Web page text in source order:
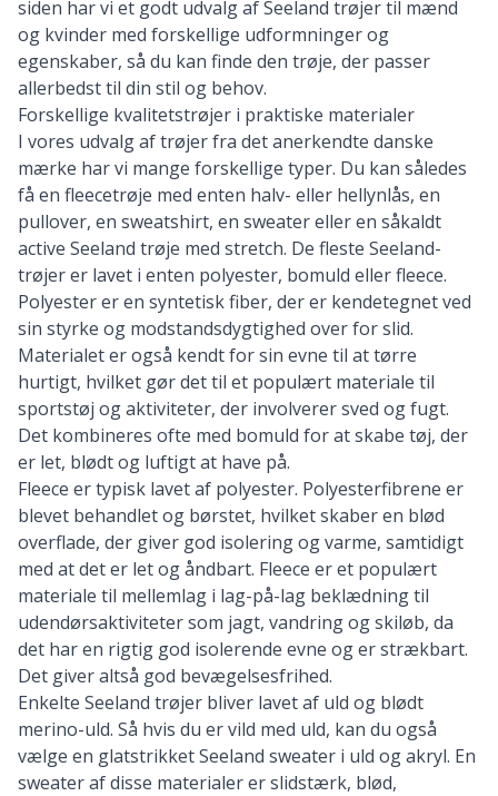
siden har vi et godt udvalg af Seeland trøjer til mænd
og kvinder med forskellige udformninger og
egenskaber, så du kan finde den trøje, der passer
allerbedst til din stil og behov.
Forskellige kvalitetstrøjer i praktiske materialer
I vores udvalg af trøjer fra det anerkendte danske
mærke har vi mange forskellige typer. Du kan således
få en fleecetrøje med enten halv- eller hellynlås, en
pullover, en sweatshirt, en sweater eller en såkaldt
active Seeland trøje med stretch. De fleste Seeland-
trøjer er lavet i enten polyester, bomuld eller fleece.
Polyester er en syntetisk fiber, der er kendetegnet ved
sin styrke og modstandsdygtighed over for slid.
Materialet er også kendt for sin evne til at tørre
hurtigt, hvilket gør det til et populært materiale til
sportstøj og aktiviteter, der involverer sved og fugt.
Det kombineres ofte med bomuld for at skabe tøj, der
er let, blødt og luftigt at have på.
Fleece er typisk lavet af polyester. Polyesterfibrene er
blevet behandlet og børstet, hvilket skaber en blød
overflade, der giver god isolering og varme, samtidigt
med at det er let og åndbart. Fleece er et populært
materiale til mellemlag i lag-på-lag beklædning til
udendørsaktiviteter som jagt, vandring og skiløb, da
det har en rigtig god isolerende evne og er strækbart.
Det giver altså god bevægelsesfrihed.
Enkelte Seeland trøjer bliver lavet af uld og blødt
merino-uld. Så hvis du er vild med uld, kan du også
vælge en glatstrikket Seeland sweater i uld og akryl. En
sweater af disse materialer er slidstærk, blød,